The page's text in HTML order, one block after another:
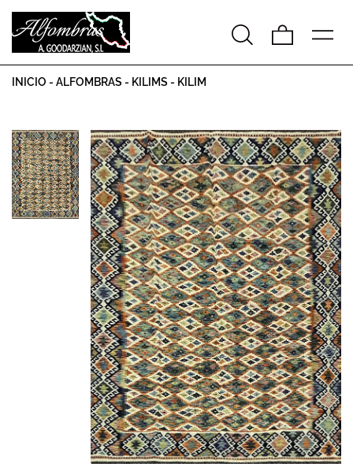
INICIO - ALFOMBRAS - KILIMS - KILIM